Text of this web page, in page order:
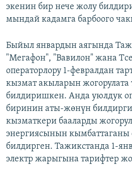
экенин бир нече жолу
мындай кадамга барбоого
Быйыл январдын аягында
"Мегафон", "Вавилон" жана
операторлору 1-февралдан
кызмат акыларын
билдиришкен. Анда уюлдук
биринин аты-жөнүн
кызматкери бааларды
энергиясынын кымбаттаганы
билдирген. Тажикстанда 1-
электр жарыгына тарифтер